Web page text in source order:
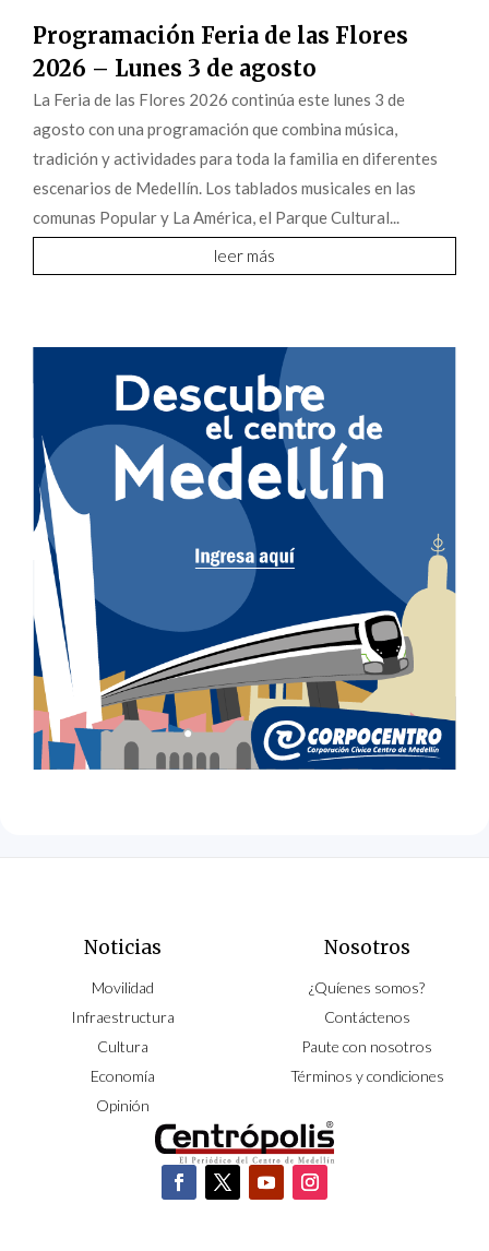
Programación Feria de las Flores
2026 – Lunes 3 de agosto
La Feria de las Flores 2026 continúa este lunes 3 de
agosto con una programación que combina música,
tradición y actividades para toda la familia en diferentes
escenarios de Medellín. Los tablados musicales en las
comunas Popular y La América, el Parque Cultural...
leer más
Noticias
Movilidad
Infraestructura
Cultura
Economía
Opinión
Nosotros
¿Quíenes somos?
Contáctenos
Paute con nosotros
Términos y condiciones